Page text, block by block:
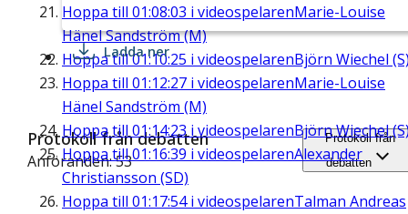
Hoppa till 01:08:03 i videospelarenMarie-Louise
Hänel Sandström (M)
Hoppa till01:10:25 i videospelarenBjörn Wiechel
Hoppa till 01:12:27 i videospelarenMarie-Louise
Hänel Sandström (M)
Hoppa till 01:14:23 i videospelarenBjörn Wiechel
Hoppa till01:16:39 i videospelarenAlexander
Christiansson (SD)
Hoppa till 01:17:54i videospelarenTalman Andreas
Ladda ner
Protokoll från debatten
Anföranden: 53
Protokoll från
debatten